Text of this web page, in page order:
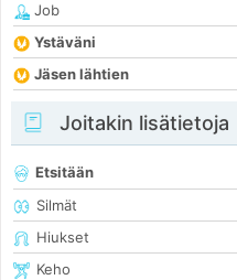
Job
Ystäväni
Jäsen lähtien
Joitakin lisätietoja
Etsitään
Silmät
Hiukset
Keho